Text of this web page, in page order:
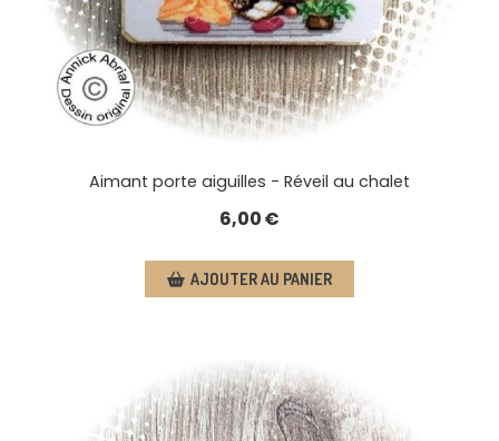
Aimant porte aiguilles - Réveil au chalet
6,00€
AJOUTER AU PANIER